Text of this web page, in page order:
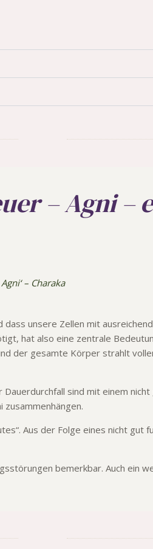
– Agni –
– Charaka
unsere Zellen mit
hat also eine zentrale
der gesamte Körper strahlt
sind mit einem
Aus der Folge eines nicht gut
bemerkbar. Auch ein